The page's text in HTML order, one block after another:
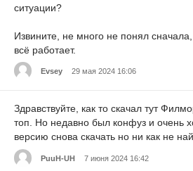
ситуации?
Извините, не много не понял
всё работает.
Evsey 29 мая 2024 16:06
Здравствуйте, как то скачал тут
топ. Но недавно был конфуз и очень
версию снова скачать но ни как не
PuuH-UH 7 июня 2024 16:42